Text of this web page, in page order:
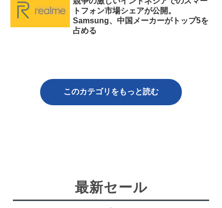
トフォン市場シェアが公開。
Samsung、中国メーカーがトップ5を
占める
このカテゴリをもっと読む
最新セール